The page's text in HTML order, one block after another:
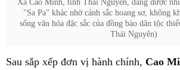
Xã Cao Minh, tỉnh Thái Nguyên, đang được
"Sa Pa" khác nhờ cảnh sắc hoang sơ, không
sống văn hóa đặc sắc của đồng bào dân tộc
Thái Nguyên)
Sau sắp xếp đơn vị hành chính, Cao